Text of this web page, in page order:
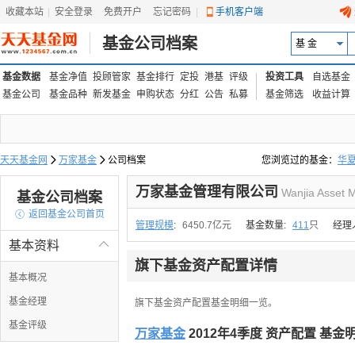
收藏本站 安全登录 免费开户 忘记密码 手机客户端
基金公司档案 基 金
基金数据 基金净值 投顾管家 基金排行 定投 港基 评级
基金公司
基金品种 新发基金 申购状态 分红 公告 私募
投资工具
自选基金
基金筛选
收益计算
天天基金网  万家基金  公司档案 您浏览过的基金： 华
易方达上证中盘ETF联
基金公司档案
 返回基金公司首页

基本资料
基本概况
基金经理
基金评级
万家基金管理有限公司 Wanjia Asset
管理规模: 6450.7亿元 基金数量: 411只 经理
旗下基金资产配置详情
旗下基金资产配置基金明细一览。
万家基金 2012年4季度 资产配置 基金